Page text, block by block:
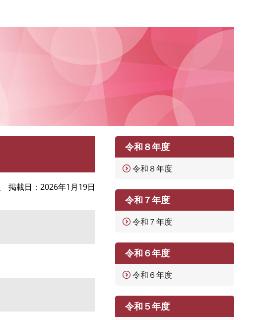
掲載日 2026年1月19日
令和８年度
令和８年度
令和７年度
令和７年度
令和６年度
令和６年度
令和５年度